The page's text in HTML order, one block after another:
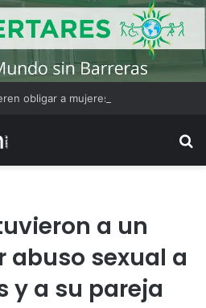
a un
abuso sexual a
y a su pareja